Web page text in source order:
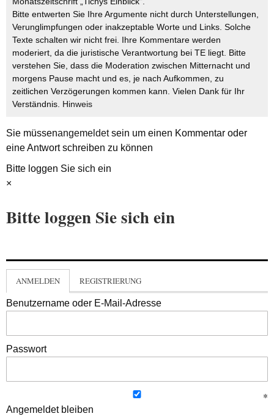
Bitte entwerten Sie Ihre Argumente nicht durch Unterstellungen,
Verunglimpfungen oder inakzeptable Worte und Links. Solche
Texte schalten wir nicht frei. Ihre Kommentare werden
moderiert, da die juristische Verantwortung bei TE liegt. Bitte
verstehen Sie, dass die Moderation zwischen Mitternacht und
morgens Pause macht und es, je nach Aufkommen, zu
zeitlichen Verzögerungen kommen kann. Vielen Dank für Ihr
Verständnis. Hinweis
Sie müssenangemeldetsein um einen Kommentar oder
eine Antwort schreiben zu können
Bitte loggen Sie sich ein
×
Bitte loggen Sie sich ein
ANMELDEN REGISTRIERUNG
Benutzername oder E-Mail-Adresse
Passwort
Angemeldet bleiben